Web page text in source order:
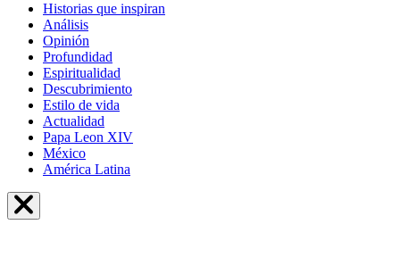
Historias que inspiran
Análisis
Opinión
Profundidad
Espiritualidad
Descubrimiento
Estilo de vida
Actualidad
Papa Leon XIV
México
América Latina